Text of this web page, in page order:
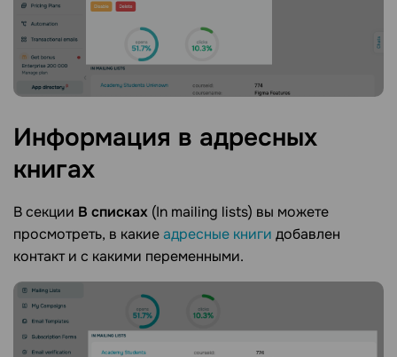
Информация в адресных
книгах
В секции В списках (In mailing lists) вы можете
просмотреть, в какиеадресные книги добавлен
контакт и с какими переменными.